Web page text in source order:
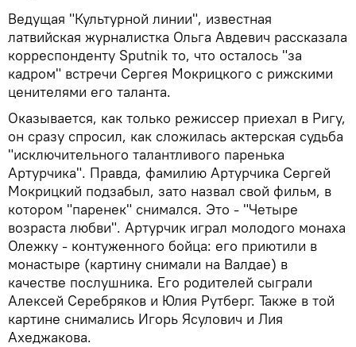
Ведущая "Культурной линии", известная
латвийская журналистка Ольга Авдевич рассказала
корреспонденту Sputnik то, что осталось "за
кадром" встречи Сергея Мокрицкого с рижскими
ценителями его таланта.
Оказывается, как только режиссер приехал в Ригу,
он сразу спросил, как сложилась актерская судьба
"исключительного талантливого паренька
Артурчика". Правда, фамилию Артурчика Сергей
Мокрицкий подзабыл, зато назвал свой фильм, в
котором "паренек" снимался. Это - "Четыре
возраста любви". Артурчик играл молодого монаха
Олежку - контуженного бойца: его приютили в
монастыре (картину снимали на Валдае) в
качестве послушника. Его родителей сыграли
Алексей Серебряков и Юлия Рутберг. Также в той
картине снимались Игорь Ясулович и Лия
Ахеджакова.